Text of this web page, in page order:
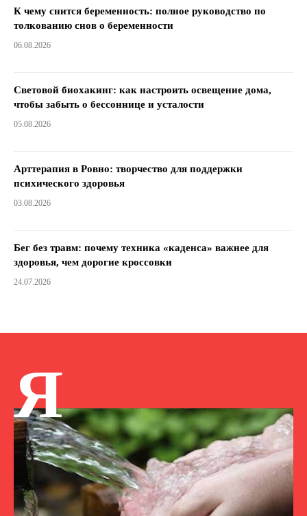
К чему снится беременность: полное руководство по
толкованию снов о беременности
06.08.2026
Световой биохакинг: как настроить освещение дома,
чтобы забыть о бессоннице и усталости
05.08.2026
Арттерапия в Ровно: творчество для поддержки
психического здоровья
03.08.2026
Бег без травм: почему техника «каденса» важнее для
здоровья, чем дорогие кроссовки
24.07.2026
Я